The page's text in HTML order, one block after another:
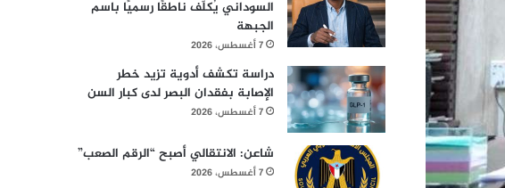
السوداني يُكلّف ناطقًا رسميًا باسم
الجبهة
7 أغسطس، 2026
دراسة تكشف أدوية تزيد خطر
الإصابة بفقدان البصر لدى كبار السن
7 أغسطس، 2026
شاعن: الانتقالي أصبح “الرقم الصعب”
7 أغسطس، 2026